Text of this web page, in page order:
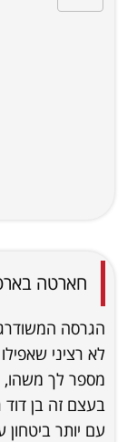
חארטה
הגרסה
לא רציני
מספר לך משהו,
בעצם זה בן
עם יותר ביטחון